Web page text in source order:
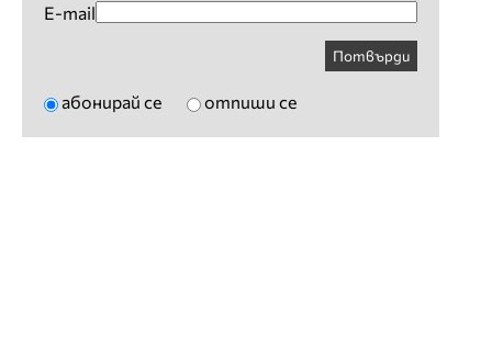
E-mail
Потвърди
абонирай се отпиши се